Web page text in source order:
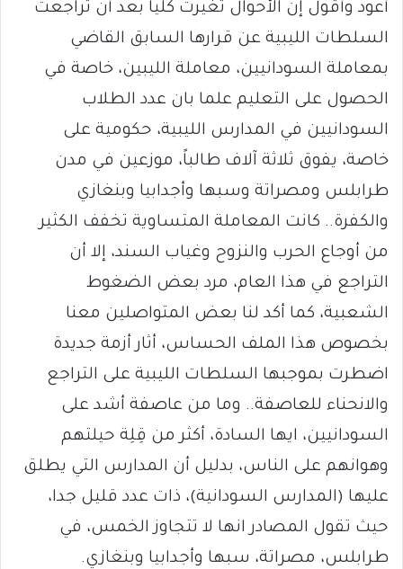
أعود وأقول إن الأحوال تغيرت كليا بعد أن تراجعت
السلطات الليبية عن قرارها السابق القاضي
بمعاملة السودانيين، معاملة الليبين، خاصة في
الحصول على التعليم علما بان عدد الطلاب
السودانيين في المدارس الليبية، حكومية على
خاصة، يفوق ثلاثة آلاف طالباً، موزعين في مدن
طرابلس ومصراتة وسبها وأجدابيا وبنغازي
والكفرة.. كانت المعاملة المتساوية تخفف الكثير
من أوجاع الحرب والنزوح وغياب السند، إلا أن
التراجع في هذا العام، مرد بعض الضغوط
الشعبية، كما أكد لنا بعض المتواصلين معنا
بخصوص هذا الملف الحساس، أثار أزمة جديدة
اضطرت بموجبها السلطات الليبية على التراجع
والانحناء للعاصفة.. وما من عاصفة أشد على
السودانيين، ايها السادة، أكثر من قِلِة حيلتهم
وهوانهم على الناس، بدليل أن المدارس التي يطلق
عليها (المدارس السودانية)، ذات عدد قليل جدا،
حيث تقول المصادر انها لا تتجاوز الخمس، في
طرابلس، مصراتة، سبها وأجدابيا وبنغازي.